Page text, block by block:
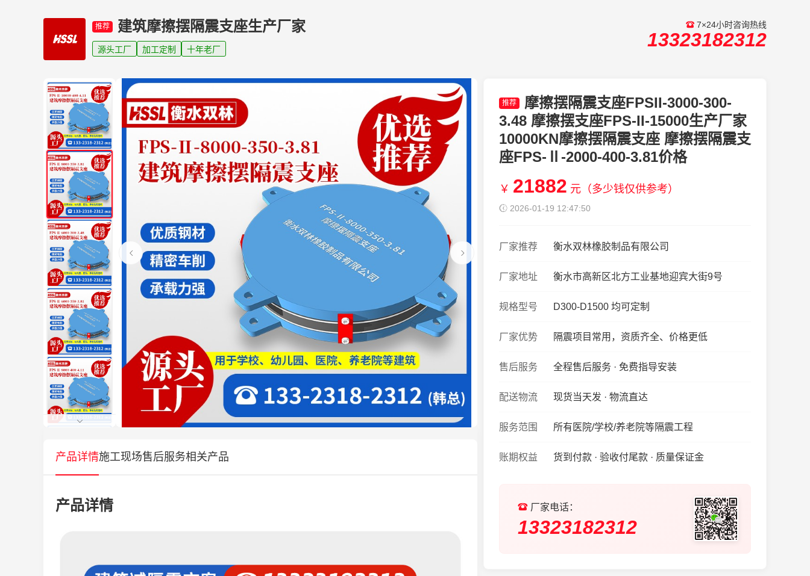
推荐 建筑摩擦摆隔震支座生产厂家
源头工厂 加工定制 十年老厂
7×24小时咨询热线
13323182312
推荐
摩擦摆隔震支座FPSII-3000-300-
3.48 摩擦摆支座FPS-II-15000生产厂家
10000KN摩擦摆隔震支座 摩擦摆隔震支
座FPS-Ⅱ-2000-400-3.81价格
￥ 21882 元（多少钱仅供参考）
2026-01-19 12:47:50
厂家推荐 衡水双林橡胶制品有限公司
厂家地址 衡水市高新区北方工业基地迎宾大街9号
规格型号 D300-D1500 均可定制
厂家优势 隔震项目常用，资质齐全、价格更低
售后服务 全程售后服务 · 免费指导安装
配送物流 现货当天发 · 物流直达
服务范围 所有医院/学校/养老院等隔震工程
账期权益 货到付款 · 验收付尾款 · 质量保证金
厂家电话：
13323182312
产品详情施工现场售后服务相关产品
产品详情